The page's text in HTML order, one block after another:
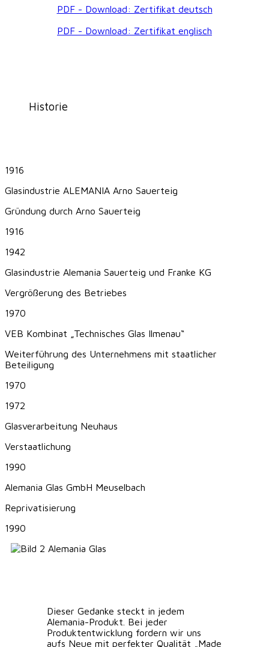
PDF - Download: Zertifikat deutsch
PDF - Download: Zertifikat englisch
Historie
1916
Glasindustrie ALEMANIA Arno Sauerteig
Gründung durch Arno Sauerteig
1916
1942
Glasindustrie Alemania Sauerteig und Franke KG
Vergrößerung des Betriebes
1970
VEB Kombinat „Technisches Glas Ilmenau“
Weiterführung des Unternehmens mit staatlicher
Beteiligung
1970
1972
Glasverarbeitung Neuhaus
Verstaatlichung
1990
Alemania Glas GmbH Meuselbach
Reprivatisierung
1990
Dieser Gedanke steckt in jedem
Alemania-Produkt. Bei jeder
Produktentwicklung fordern wir uns
aufs Neue mit perfekter Qualität „Made